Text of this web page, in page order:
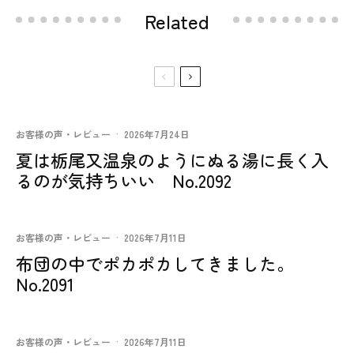
Related
お客様の声・レビュー · 2026年7月24日
夏は栃尾又温泉のようにぬる湯に長く入
るのが気持ちいい No.2092
お客様の声・レビュー · 2026年7月11日
布団の中でポカポカしてきました。
No.2091
お客様の声・レビュー · 2026年7月11日